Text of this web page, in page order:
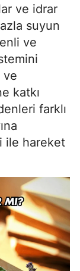
ve idrar
suyun
ve
ve
katkı
farklı
ile hareket